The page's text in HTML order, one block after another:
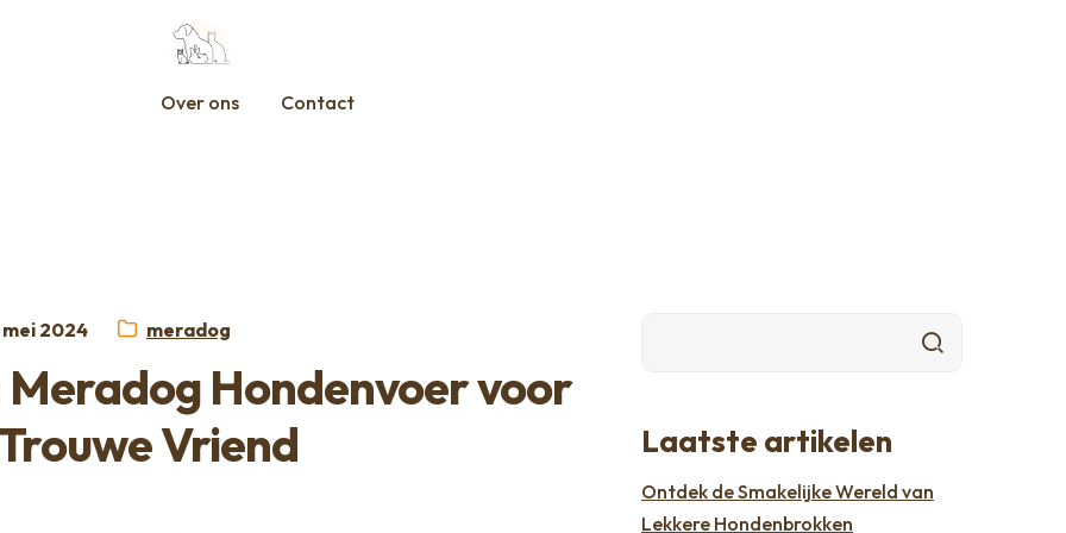
Over ons Contact
2024 Categorie:
meradog
Hondenvoer voor
Vriend
Laatste artikelen
Ontdek de Smakelijke Wereld van
Lekkere Hondenbrokken